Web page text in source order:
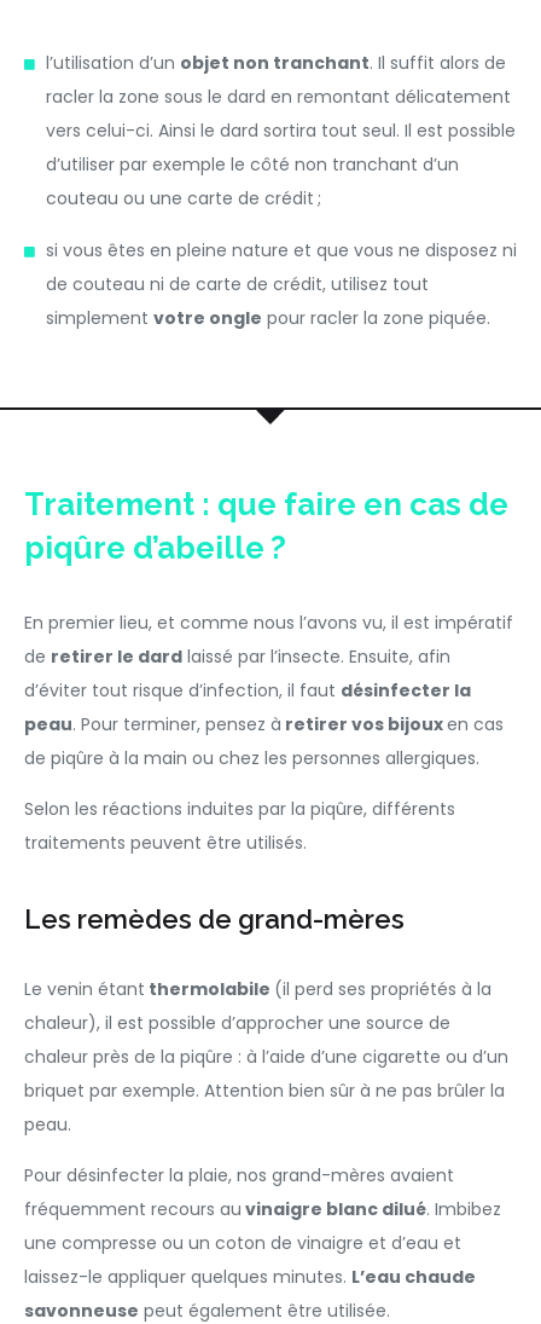
l’utilisation d’un objet non tranchant. Il suffit alors de
racler la zone sous le dard en remontant délicatement
vers celui-ci. Ainsi le dard sortira tout seul. Il est possible
d’utiliser par exemple le côté non tranchant d’un
couteau ou une carte de crédit ;
si vous êtes en pleine nature et que vous ne disposez ni
de couteau ni de carte de crédit, utilisez tout
simplement votre ongle pour racler la zone piquée.
Traitement : que faire en cas de
piqûre d’abeille ?
En premier lieu, et comme nous l’avons vu, il est impératif
de retirer le dard laissé par l’insecte. Ensuite, afin
d’éviter tout risque d’infection, il faut désinfecter la
peau. Pour terminer, pensez à retirer vos bijouxen cas
de piqûre à la main ou chez les personnes allergiques.
Selon les réactions induites par la piqûre, différents
traitements peuvent être utilisés.
Les remèdes de grand-mères
Le venin étant thermolabile (il perd ses propriétés à la
chaleur), il est possible d’approcher une source de
chaleur près de la piqûre : à l’aide d’une cigarette ou d’un
briquet par exemple. Attention bien sûr à ne pas brûler la
peau.
Pour désinfecter la plaie, nos grand-mères avaient
fréquemment recours au vinaigre blanc dilué. Imbibez
une compresse ou un coton de vinaigre et d’eau et
laissez-le appliquer quelques minutes. L’eau chaude
savonneuse peut également être utilisée.